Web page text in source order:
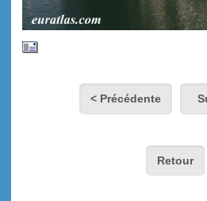
< Précédente
Retour